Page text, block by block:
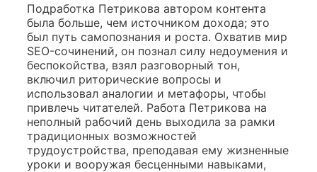
Подработка Петрикова автором контента
была больше, чем источником дохода; это
был путь самопознания и роста. Охватив мир
SEO-сочинений, он познал силу недоумения и
беспокойства, взял разговорный тон,
включил риторические вопросы и
использовал аналогии и метафоры, чтобы
привлечь читателей. Работа Петрикова на
неполный рабочий день выходила за рамки
традиционных возможностей
трудоустройства, преподавая ему жизненные
уроки и вооружая бесценными навыками,